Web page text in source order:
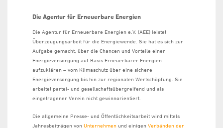
Die Agentur für Erneuerbare Energien
Die Agentur für Erneuerbare Energien e.V. (AEE) leistet
Überzeugungsarbeit für die Energiewende. Sie hat es sich zur
Aufgabe gemacht, über die Chancen und Vorteile einer
Energieversorgung auf Basis Erneuerbarer Energien
aufzuklären – vom Klimaschutz über eine sichere
Energieversorgung bis hin zur regionalen Wertschöpfung. Sie
arbeitet partei- und gesellschaftsübergreifend und als
eingetragener Verein nicht gewinnorientiert.
Die allgemeine Presse- und Öffentlichkeitsarbeit wird mittels
Jahresbeiträgen von Unternehmen und einigen Verbänden der